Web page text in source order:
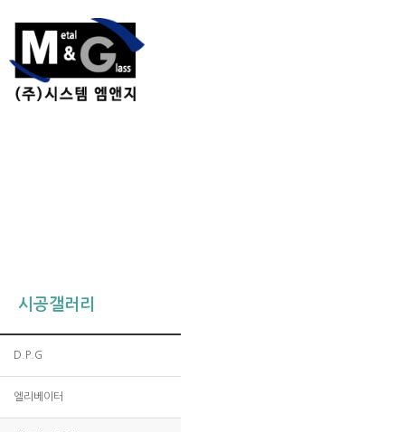
시공갤러리
D.P.G
엘리베이터